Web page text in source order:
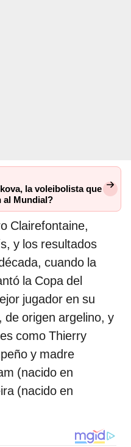
la voleibolista que
al Mundial?
Clairefontaine,
y los resultados
cuando la
la Copa del
jugador en su
de origen argelino, y
como Thierry
y madre
(nacido en
(nacido en